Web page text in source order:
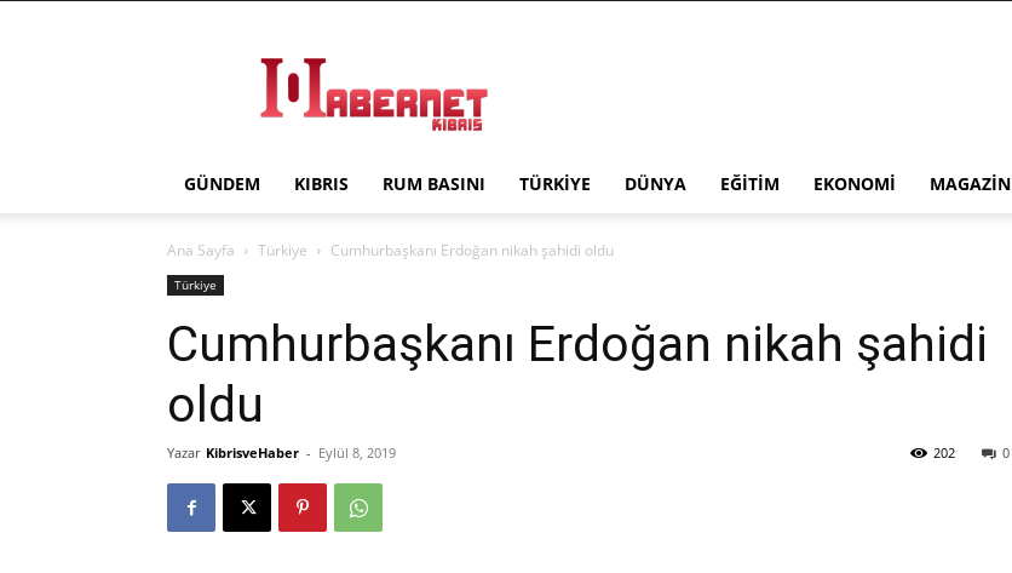
Kıbrıs
GÜNDEM KIBRIS RUM BASINI TÜRKIYE DÜNYA EĞITIM EKONOMI MAGAZIN
Ana Sayfa Türkiye Cumhurbaşkanı Erdoğan nikah şahidi oldu
Türkiye
Cumhurbaşkanı Erdoğan nikah şahidi
oldu
Yazar KibrisveHaber - Eylül 8, 2019 0
202